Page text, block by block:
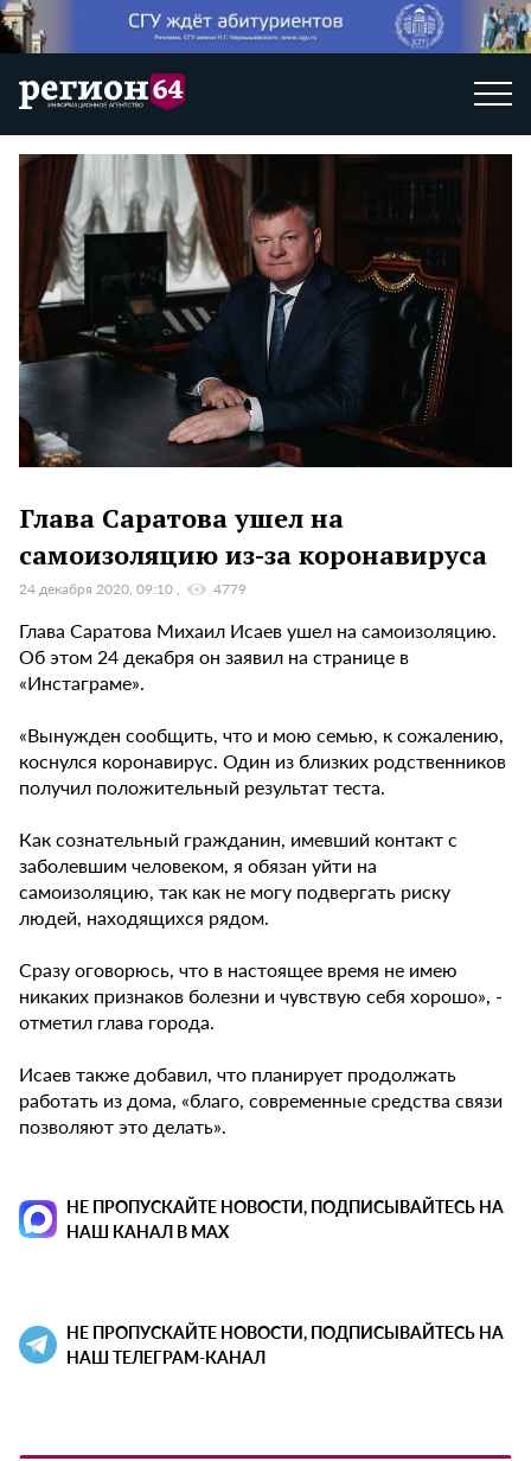
Глава Саратова ушел на
самоизоляцию из-за коронавируса
24 декабря 2020, 09:10 4779
Глава Саратова Михаил Исаев ушел на самоизоляцию.
Об этом 24 декабря он заявил на странице в
«Инстаграме».
«Вынужден сообщить, что и мою семью, к сожалению,
коснулся коронавирус. Один из близких родственников
получил положительный результат теста.
Как сознательный гражданин, имевший контакт с
заболевшим человеком, я обязан уйти на
самоизоляцию, так как не могу подвергать риску
людей, находящихся рядом.
Сразу оговорюсь, что в настоящее время не имею
никаких признаков болезни и чувствую себя хорошо», -
отметил глава города.
Исаев также добавил, что планирует продолжать
работать из дома, «благо, современные средства связи
позволяют это делать».
НЕ ПРОПУСКАЙТЕ НОВОСТИ, ПОДПИСЫВАЙТЕСЬ НА
НАШ КАНАЛ В MAX
НЕ ПРОПУСКАЙТЕ НОВОСТИ, ПОДПИСЫВАЙТЕСЬ НА
НАШ ТЕЛЕГРАМ-КАНАЛ